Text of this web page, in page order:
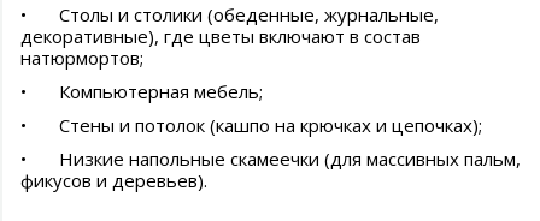
•
Столы и столики (обеденные, журнальные,
декоративные), где цветы включают в состав
натюрмортов;
•
Компьютерная мебель;
•
Стены и потолок (кашпо на крючках и цепочках);
•
Низкие напольные скамеечки (для массивных пальм,
фикусов и деревьев).